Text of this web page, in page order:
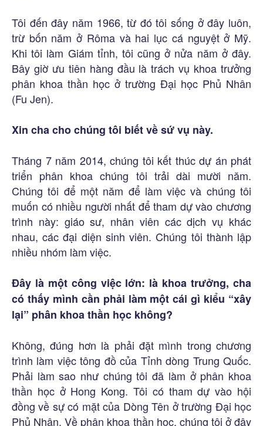
Tôi đến đây năm 1966, từ đó tôi sống ở đây luôn,
trừ bốn năm ở Rôma và hai lục cá nguyệt ở Mỹ.
Khi tôi làm Giám tỉnh, tôi cũng ở nửa năm ở đây.
Bây giờ ưu tiên hàng đầu là trách vụ khoa trưởng
phân khoa thần học ở trường Đại học Phủ Nhân
(Fu Jen).
Xin cha cho chúng tôi biết về sứ vụ này.
Tháng 7 năm 2014, chúng tôi kết thúc dự án phát
triển phân khoa chúng tôi trải dài mười năm.
Chúng tôi để một năm để làm việc và chúng tôi
muốn có nhiều người nhất để tham dự vào chương
trình này: giáo sư, nhân viên các dịch vụ khác
nhau, các đại diện sinh viên. Chúng tôi thành lập
nhiều nhóm làm việc.
Đây là một công việc lớn: là khoa trưởng, cha
có thấy mình cần phải làm một cái gì kiểu “xây
lại” phân khoa thần học không?
Không, đúng hơn là phải đặt mình trong chương
trình làm việc tông đồ của Tỉnh dòng Trung Quốc.
Phải làm sao như chúng tôi đã làm ở phân khoa
thần học ở Hong Kong. Tôi có tham dự vào hội
đồng về sự có mặt của Dòng Tên ở trường Đại học
Phủ Nhân. Về phân khoa thần học, chúng tôi ở đây